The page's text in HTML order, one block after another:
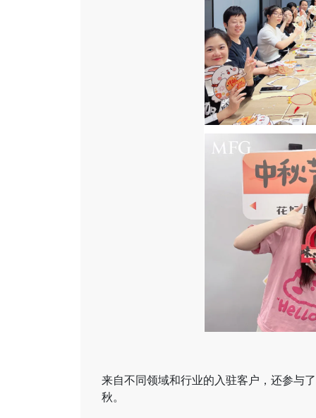
来自不同领域和行业的入驻客户，还参与
秋。